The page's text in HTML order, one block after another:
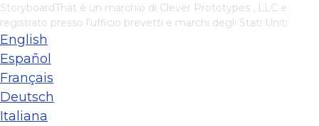
StoryboardThat è un marchio di Clever Prototypes , LLC e
registrato presso l'ufficio brevetti e marchi degli Stati Uniti
English
Español
Français
Deutsch
Italiana